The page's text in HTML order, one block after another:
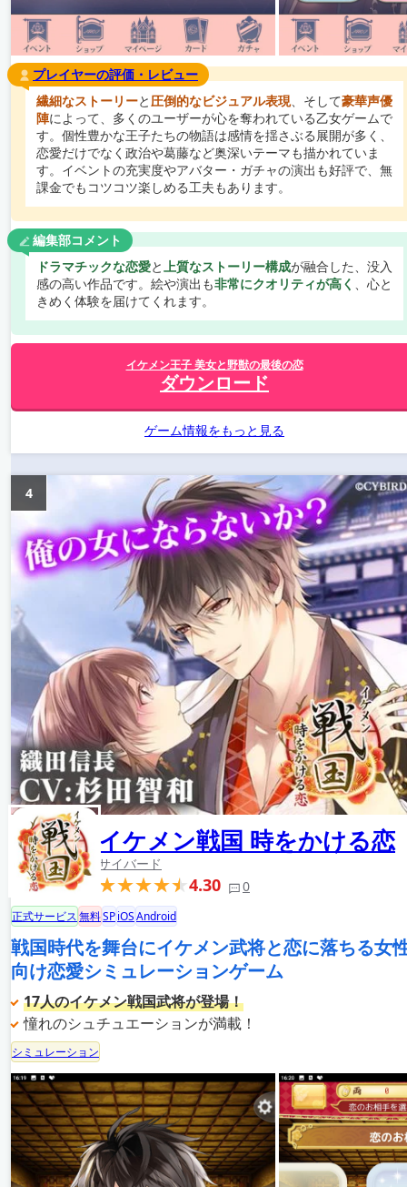
プレイヤーの評価・レビュー
繊細なストーリーと圧倒的なビジュアル表現、そして豪華声優
陣によって、多くのユーザーが心を奪われている乙女ゲームで
す。個性豊かな王子たちの物語は感情を揺さぶる展開が多く、
恋愛だけでなく政治や葛藤など奥深いテーマも描かれていま
す。イベントの充実度やアバター・ガチャの演出も好評で、無
課金でもコツコツ楽しめる工夫もあります。
編集部コメント
ドラマチックな恋愛と上質なストーリー構成が融合した、没入
感の高い作品です。絵や演出も非常にクオリティが高く 、心と
きめく体験を届けてくれます。
イケメン王子 美女と野獣の最後の恋
ダウンロード
ゲーム情報をもっと見る
イケメン戦国 時をかける恋
サイバード
4.30 0
4
正式サービス無料SPiOSAndroid
戦国時代を舞台にイケメン武将と恋に落ちる女
向け恋愛シミュレーションゲーム
17人のイケメン戦国武将が登場！
憧れのシュチュエーションが満載！
シミュレーション